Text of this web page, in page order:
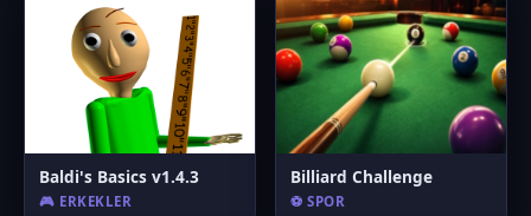
Baldi's Basics v1.4.3
🎮 ERKEKLER
Billiard Challenge
⚽ SPOR